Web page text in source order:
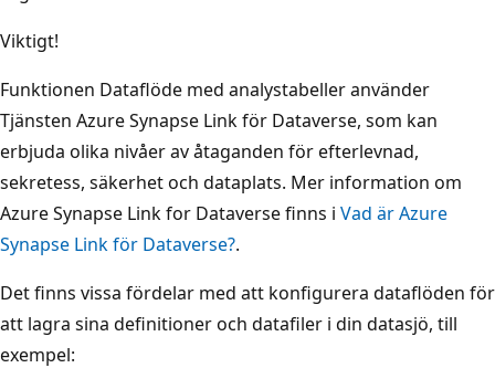
Viktigt!
Funktionen Dataflöde med analystabeller använder
Tjänsten Azure Synapse Link för Dataverse, som kan
erbjuda olika nivåer av åtaganden för efterlevnad,
sekretess, säkerhet och dataplats. Mer information om
Azure Synapse Link for Dataverse finns i Vad är Azure
Synapse Link för Dataverse?.
Det finns vissa fördelar med att konfigurera dataflöden för
att lagra sina definitioner och datafiler i din datasjö, till
exempel: